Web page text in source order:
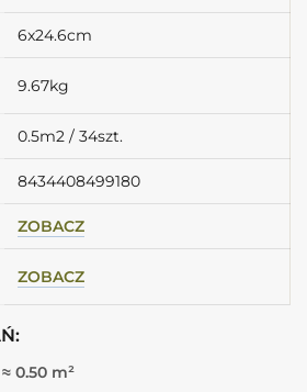
6x24.6cm
9.67kg
0.5m2 / 34szt.
8434408499180
ZOBACZ
ZOBACZ
BLUE DECOR 6X24,6 Płytki
≈ 0.50 m²